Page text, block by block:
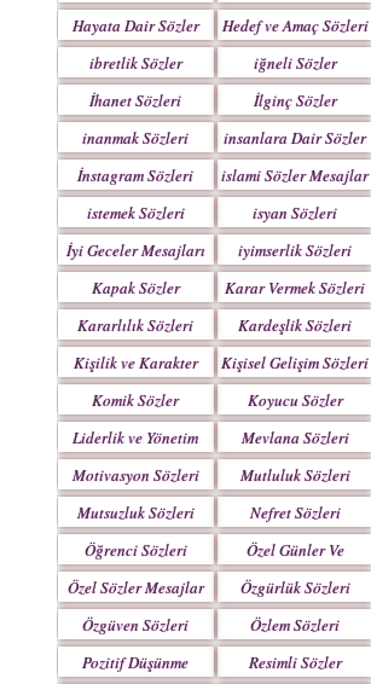
Hayata Dair Sözler
Hedef ve Amaç Sözleri
ibretlik Sözler
iğneli Sözler
İhanet Sözleri
İlginç Sözler
inanmak Sözleri
insanlara Dair Sözler
İnstagram Sözleri
islami Sözler Mesajlar
istemek Sözleri
isyan Sözleri
İyi Geceler Mesajları
iyimserlik Sözleri
Kapak Sözler
Karar Vermek Sözleri
Kararlılık Sözleri
Kardeşlik Sözleri
Kişilik ve Karakter
Sözleri
Kişisel Gelişim Sözleri
Komik Sözler
Koyucu Sözler
Liderlik ve Yönetim
Sözleri
Mevlana Sözleri
Motivasyon Sözleri
Mutluluk Sözleri
Mutsuzluk Sözleri
Nefret Sözleri
Öğrenci Sözleri
Özel Günler Ve
Haftalar
Özel Sözler Mesajlar
Özgürlük Sözleri
Özgüven Sözleri
Özlem Sözleri
Pozitif Düşünme
Resimli Sözler